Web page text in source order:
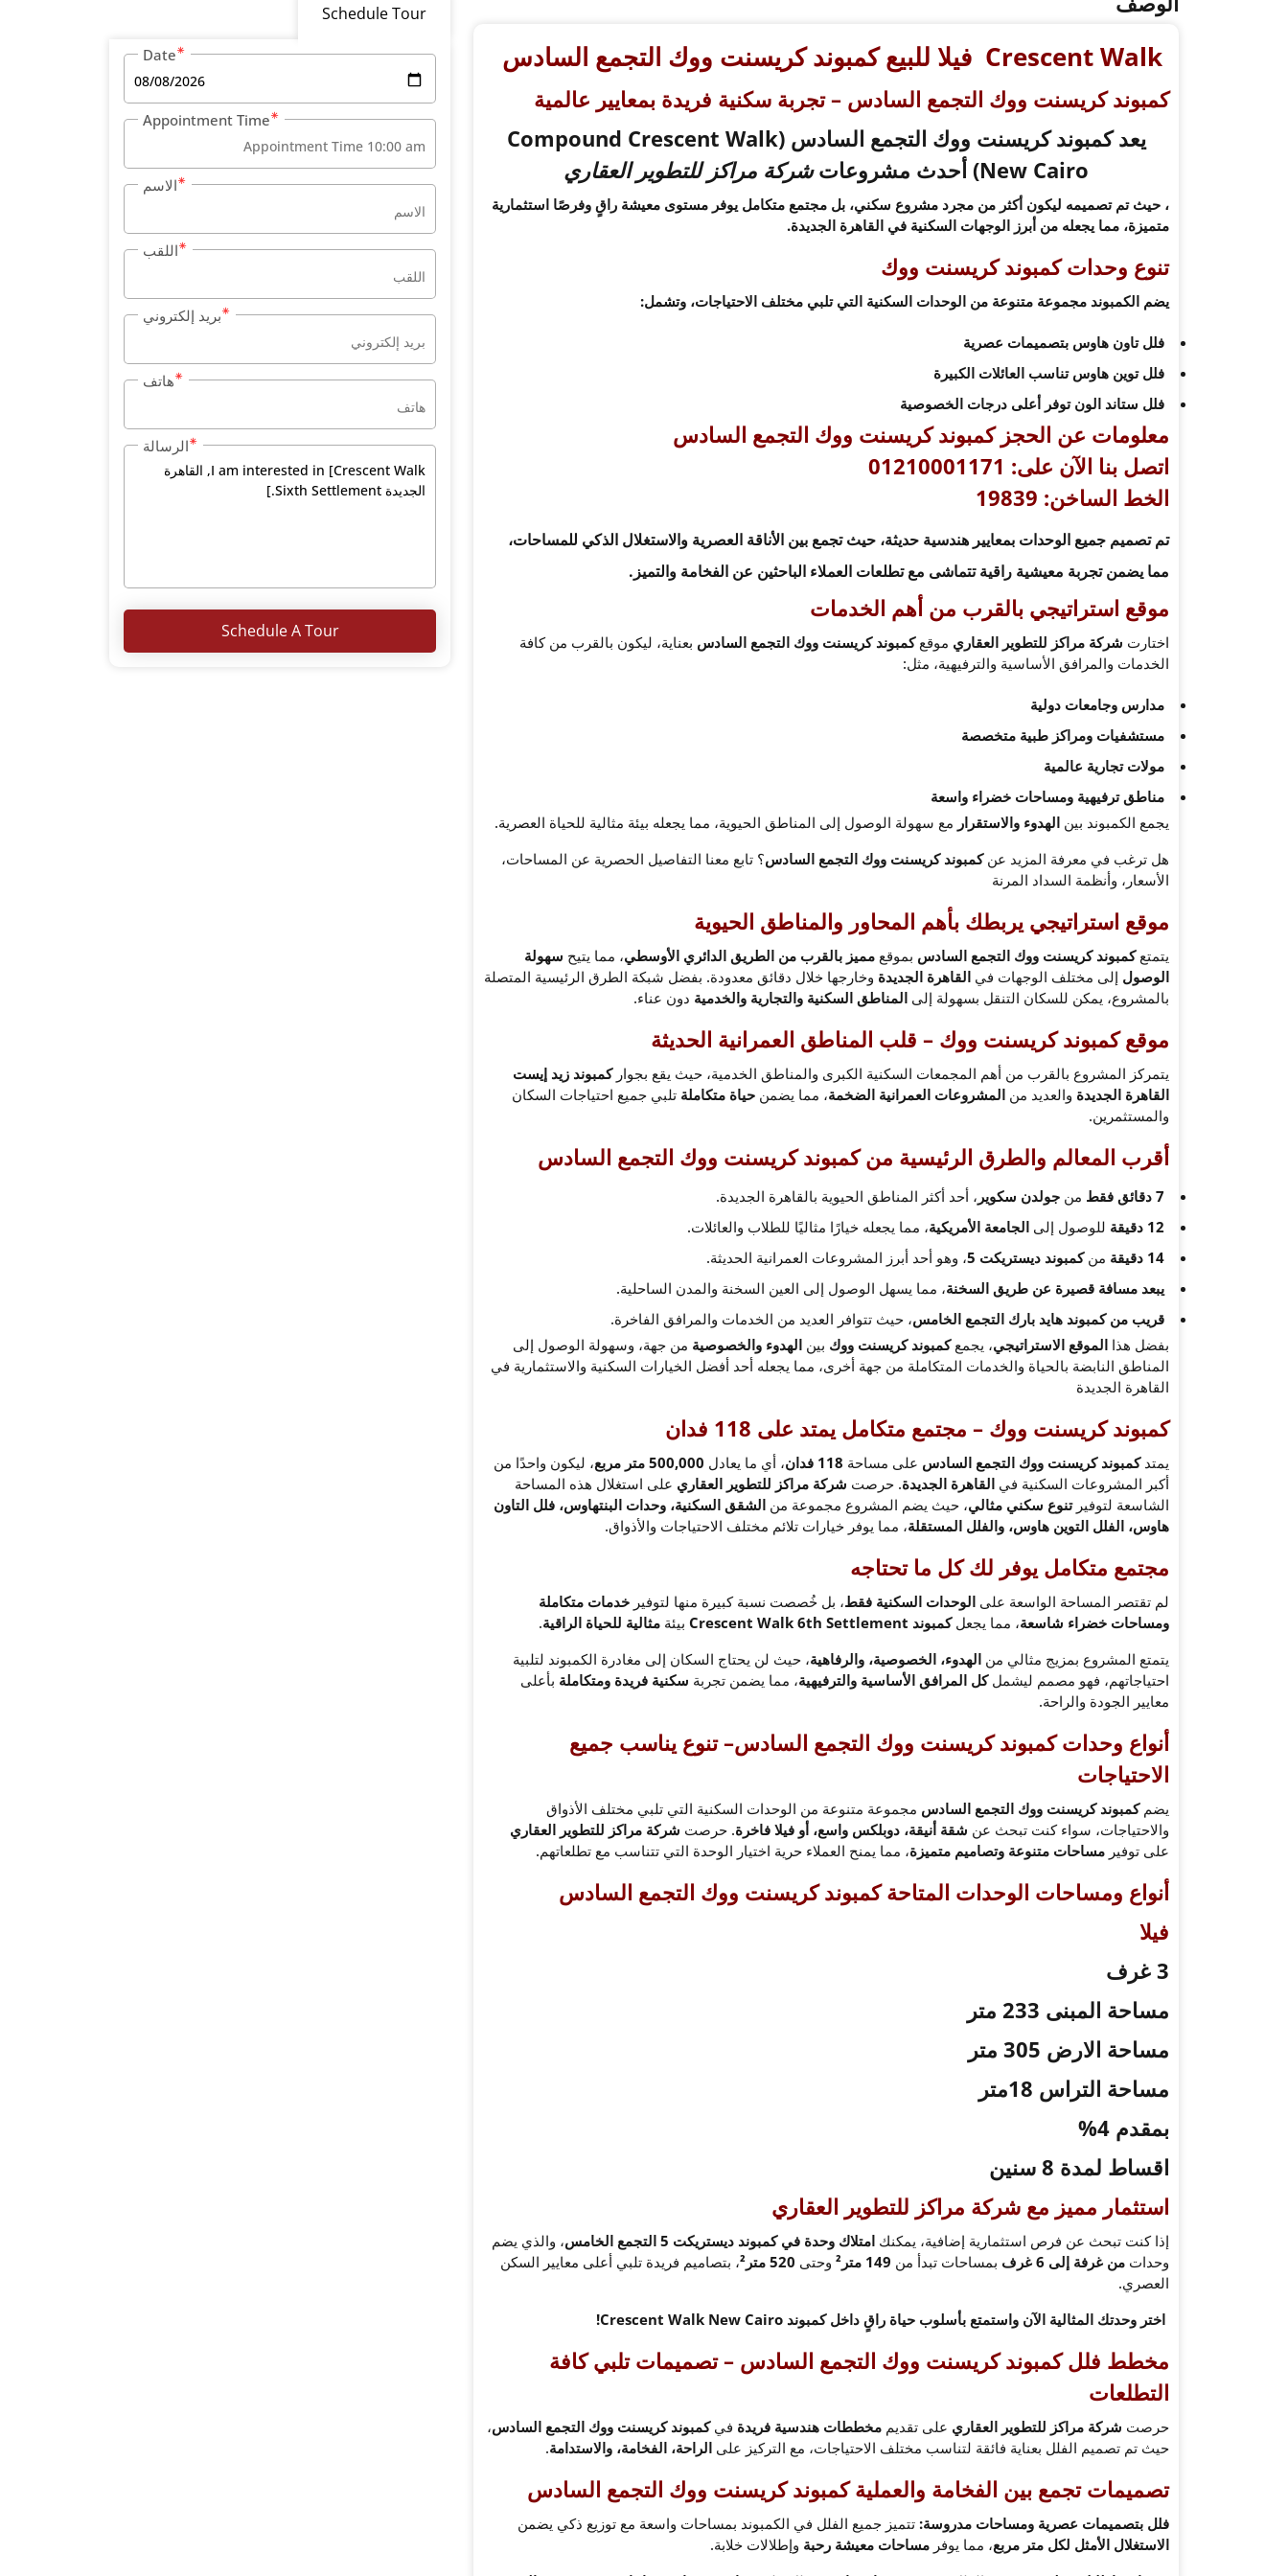
كمبوند كريسنت ووك التجمع السادس – تجربة سكنية فريدة بمعايير عالمية
يعد كمبوند كريسنت ووك التجمع السادس (Compound Crescent Walk
New Cairo) أحدث مشروعات
شركة مراكز للتطوير العقاري
، حيث تم تصميمه ليكون أكثر من مجرد مشروع سكني، بل مجتمع متكامل يوفر مستوى معيشة راقٍ وفرصًا استثمارية
متميزة، مما يجعله من أبرز الوجهات السكنية في القاهرة الجديدة.
تنوع وحدات كمبوند كريسنت ووك
يضم الكمبوند مجموعة متنوعة من الوحدات السكنية التي تلبي مختلف الاحتياجات، وتشمل:
فلل تاون هاوس بتصميمات عصرية
فلل توين هاوس تناسب العائلات الكبيرة
فلل ستاند الون توفر أعلى درجات الخصوصية
معلومات عن الحجزكمبوند كريسنت ووك التجمع السادس
اتصل بنا الآن على: 01210001171
الخط الساخن: 19839
تم تصميم جميع الوحدات بمعايير هندسية حديثة، حيث تجمع بين الأناقة العصرية والاستغلال الذكي للمساحات،
مما يضمن تجربة معيشية راقية تتماشى مع تطلعات العملاء الباحثين عن الفخامة والتميز.
موقع استراتيجي بالقرب من أهم الخدمات
اختارت شركة مراكز للتطوير العقاري موقعكمبوند كريسنت ووك التجمع السادس بعناية، ليكون بالقرب من كافة
الخدمات والمرافق الأساسية والترفيهية، مثل:
مدارس وجامعات دولية
مستشفيات ومراكز طبية متخصصة
مولات تجارية عالمية
مناطق ترفيهية ومساحات خضراء واسعة
يجمع الكمبوند بين الهدوء والاستقرار مع سهولة الوصول إلى المناطق الحيوية، مما يجعله بيئة مثالية للحياة العصرية.
هل ترغب في معرفة المزيد عنكمبوند كريسنت ووك التجمع السادس؟ تابع معنا التفاصيل الحصرية عن المساحات،
الأسعار، وأنظمة السداد المرنة
موقع استراتيجي يربطك بأهم المحاور والمناطق الحيوية
يتمتعكمبوند كريسنت ووك التجمع السادس بموقع مميز بالقرب من الطريق الدائري الأوسطي، مما يتيح سهولة
الوصول إلى مختلف الوجهات في القاهرة الجديدة وخارجها خلال دقائق معدودة. بفضل شبكة الطرق الرئيسية المتصلة
بالمشروع، يمكن للسكان التنقل بسهولة إلى المناطق السكنية والتجارية والخدمية دون عناء.
موقع كمبوند كريسنت ووك – قلب المناطق العمرانية الحديثة
يتمركز المشروع بالقرب من أهم المجمعات السكنية الكبرى والمناطق الخدمية، حيث يقع بجواركمبوند زيد إيست
القاهرة الجديدة والعديد من المشروعات العمرانية الضخمة، مما يضمن حياة متكاملة تلبي جميع احتياجات السكان
والمستثمرين.
أقرب المعالم والطرق الرئيسية من كمبوند كريسنت ووك التجمع السادس
7 دقائق فقط من جولدن سكوير ، أحد أكثر المناطق الحيوية بالقاهرة الجديدة.
12 دقيقة
للوصول إلى الجامعة الأمريكية، مما يجعله خيارًا مثاليًا للطلاب والعائلات.
14 دقيقة
منكمبوند ديستريكت 5
، وهو أحد أبرز المشروعات العمرانية الحديثة.
يبعد مسافة قصيرة عن طريق السخنة، مما يسهل الوصول إلى العين السخنة والمدن الساحلية.
قريب من كمبوند هايد بارك التجمع الخامس، حيث تتوافر العديد من الخدمات والمرافق الفاخرة.
بفضل هذا الموقع الاستراتيجي، يجمعكمبوند كريسنت ووك بين الهدوء والخصوصية من جهة، وسهولة الوصول إلى
المناطق النابضة بالحياة والخدمات المتكاملة من جهة أخرى، مما يجعله أحد أفضل الخيارات السكنية والاستثمارية في
القاهرة الجديدة
كمبوند كريسنت ووك – مجتمع متكامل يمتد على 118 فدان
يمتدكمبوند كريسنت ووك التجمع السادس على مساحة 118 فدان ، أي ما يعادل 500,000 متر مربع
، ليكون واحدًا من
أكبر المشروعات السكنية في القاهرة الجديدة. حرصت شركة مراكز للتطوير العقاري على استغلال هذه المساحة
الشاسعة لتوفيرتنوع سكني مثالي، حيث يضم المشروع مجموعة من الشقق السكنية، وحدات البنتهاوس، فلل التاون
هاوس، الفلل التوين هاوس، والفلل المستقلة، مما يوفر خيارات تلائم مختلف الاحتياجات والأذواق.
مجتمع متكامل يوفر لك كل ما تحتاجه
لم تقتصر المساحة الواسعة على الوحدات السكنية فقط، بل خُصصت نسبة كبيرة منها لتوفير خدمات متكاملة
ومساحات خضراء شاسعة، مما يجعلكمبوند Crescent Walk 6th Settlement بيئة مثالية للحياة الراقية.
يتمتع المشروع بمزيج مثالي من الهدوء، الخصوصية، والرفاهية، حيث لن يحتاج السكان إلى مغادرة الكمبوند لتلبية
احتياجاتهم، فهو مصمم ليشملكل المرافق الأساسية والترفيهية، مما يضمن تجربة سكنية فريدة ومتكاملة بأعلى
معايير الجودة والراحة.
أنواع وحدات كمبوند كريسنت ووك التجمع السادس– تنوع يناسب جميع
الاحتياجات
يضمكمبوند كريسنت ووك التجمع السادس مجموعة متنوعة من الوحدات السكنية التي تلبي مختلف الأذواق
والاحتياجات، سواء كنت تبحث عن شقة أنيقة، دوبلكس واسع، أو فيلا فاخرة. حرصت شركة مراكز للتطوير العقاري
على توفير مساحات متنوعة وتصاميم متميزة، مما يمنح العملاء حرية اختيار الوحدة التي تتناسب مع تطلعاتهم.
أنواع ومساحات الوحدات المتاحة كمبوند كريسنت ووك التجمع السادس
فيلا
3 غرف
مساحة المبنى 233 متر
مساحة الارض 305 متر
مساحة التراس 18متر
بمقدم 4%
اقساط لمدة 8 سنين
استثمار مميز مع شركة مراكز للتطوير العقاري
إذا كنت تبحث عن فرص استثمارية إضافية، يمكنك امتلاك وحدة في كمبوند ديستريكت 5 التجمع الخامس
، والذي يضم
وحدات من غرفة إلى 6 غرف بمساحات تبدأ من 149 متر² وحتى 520 متر²
، بتصاميم فريدة تلبي أعلى معايير السكن
العصري.
اختر وحدتك المثالية الآن واستمتع بأسلوب حياة راقٍ داخل كمبوند Crescent Walk New Cairo!
مخطط فلل كمبوند كريسنت ووك التجمع السادس – تصميمات تلبي كافة
التطلعات
حرصت شركة مراكز للتطوير العقاري على تقديم مخططات هندسية فريدة فيكمبوند كريسنت ووك التجمع السادس،
حيث تم تصميم الفلل بعناية فائقة لتناسب مختلف الاحتياجات، مع التركيز على الراحة، الفخامة، والاستدامة.
تصميمات تجمع بين الفخامة والعملية كمبوند كريسنت ووك التجمع السادس
فلل بتصميمات عصرية ومساحات مدروسة: تتميز جميع الفلل في الكمبوند بمساحات واسعة مع توزيع ذكي يضمن
الاستغلال الأمثل لكل متر مربع، مما يوفر مساحات معيشة رحبة وإطلالات خلابة.
Schedule Tour
Date
Appointment Time
الاسم
اللقب
بريد إلكتروني
هاتف
الرسالة
Schedule A Tour